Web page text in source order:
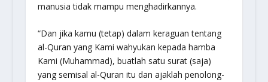
manusia tidak mampu menghadirkannya.
“Dan jika kamu (tetap) dalam keraguan tentang
al-Quran yang Kami wahyukan kepada hamba
Kami (Muhammad), buatlah satu surat (saja)
yang semisal al-Quran itu dan ajaklah penolong-